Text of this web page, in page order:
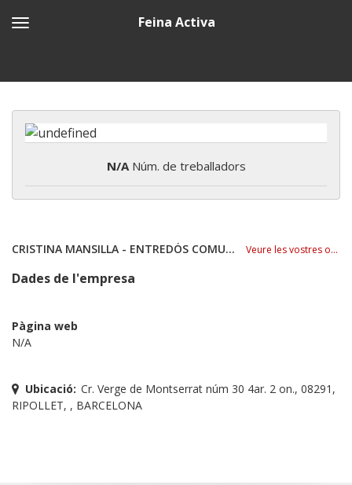
Feina Activa
N/ANúm. de treballadors
CRISTINA MANSILLA - ENTREDÓS COMUNICACIÓN Veure les vostres ofertes
Dades de l'empresa
Pàgina web
N/A
Ubicació: Cr. Verge de Montserrat núm 30 4ar. 2 on., 08291,
RIPOLLET, , BARCELONA